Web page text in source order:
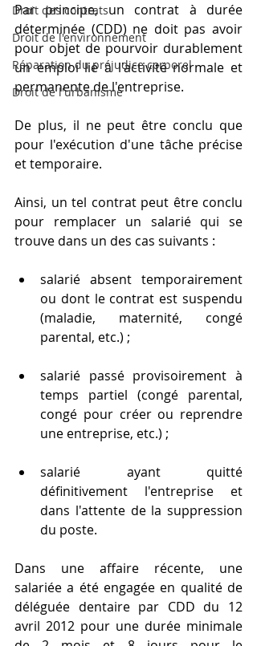
Droit des contrats
Droit de l'environnement
Réparation du préjudice corporel
Droit de l'urbanisme
Par principe, un contrat à durée
déterminée (CDD) ne doit pas avoir
pour objet de pourvoir durablement
un emploi lié à l'activité normale et
permanente de l'entreprise.
De plus, il ne peut être conclu que
pour l'exécution d'une tâche précise
et temporaire.
Ainsi, un tel contrat peut être conclu
pour remplacer un salarié qui se
trouve dans un des cas suivants :
salarié absent temporairement
ou dont le contrat est suspendu
(maladie, maternité, congé
parental, etc.) ;
salarié passé provisoirement à
temps partiel (congé parental,
congé pour créer ou reprendre
une entreprise, etc.) ;
salarié ayant quitté
définitivement l'entreprise et
dans l'attente de la suppression
du poste.
Dans une affaire récente, une
salariée a été engagée en qualité de
déléguée dentaire par CDD du 12
avril 2012 pour une durée minimale